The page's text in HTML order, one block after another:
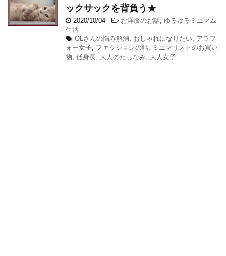
ックサックを背負う★
2020/10/04 -お洋服のお話 ゆるゆるミニマム
生活
OLさんの悩み解消
おしゃれになりたい アラフ
ォー女子 ファッションの話
ミニマリストのお買い
物 低身長 大人のたしなみ 大人女子